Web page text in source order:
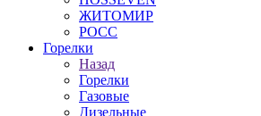
ЖИТОМИР
РОСС
Горелки
Назад
Горелки
Газовые
Дизельные